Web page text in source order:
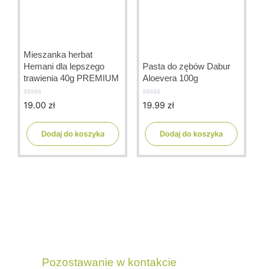
Mieszanka herbat
Hemani dla lepszego
trawienia 40g PREMIUM
0
o
5
19.00 zł
Dodaj do koszyka
Pasta do zębów Dabur
Aloevera 100g
0
o
5
19.99 zł
Dodaj do koszyka
Pozostawanie w kontakcie